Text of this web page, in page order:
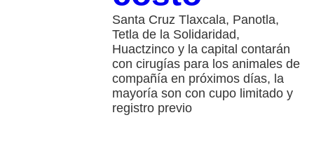
Santa Cruz Tlaxcala, Panotla,
Tetla de la Solidaridad,
Huactzinco y la capital contarán
con cirugías para los animales de
compañía en próximos días, la
mayoría son con cupo limitado y
registro previo